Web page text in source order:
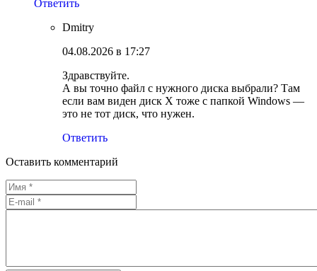
Ответить
Dmitry
04.08.2026 в 17:27
Здравствуйте.
А вы точно файл с нужного диска выбрали? Там
если вам виден диск X тоже с папкой Windows —
это не тот диск, что нужен.
Ответить
Оставить комментарий